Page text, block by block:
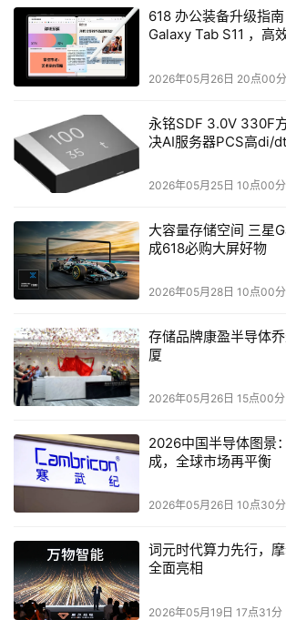
CPU的发展带来了一个显著的问题就是
方面能耗问题则更加严重，一台服务器累
成本超过2400元人民币。
英特尔最新推出的酷睿微体系结构在
笔记本电脑、台式机和服务器的处理器
程相对目前的90纳米制程，能够将晶体
纳米技术，还能将晶体管性能提升
30%。
联想今年全力发展服务器 T168 G3问世
4月18日联想服务器事业部在北京正式发
中小业用户的服务器产品T168 G3服务
2006年第一次发布产品，会上，联想服
年单核服务器战略，并以激动人心的形式
巨大的信心。
在会上，联想服务器事业部总经理梁
2路、4路和集群服务器的销量有了巨大
已经大大高于低端1路的服务器产品，这
调整后交出的一份满意成绩。
618 办公装备升级指
Galaxy Tab S11 ，高
2026年05月26日 20点00分
永铭SDF 3.0V 330F
决AI服务器PCS高di/
2026年05月25日 10点00分
大容量存储空间 三星
成618必购大屏好物
2026年05月28日 10点00分
存储品牌康盈半导体
厦
2026年05月26日 15点00分
2026中国半导体图景
成，全球市场再平衡
2026年05月26日 10点30分
词元时代算力先行，
全面亮相
2026年05月19日 17点31分